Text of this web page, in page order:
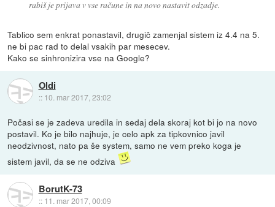
rabiš je prijava v vse račune in na novo nastavit odzadje.
Tablico sem enkrat ponastavil, drugič zamenjal sistem iz 4.4 na 5.
ne bi pac rad to delal vsakih par mesecev.
Kako se sinhronizira vse na Google?
Oldi
:: 10. mar 2017, 23:02
Počasi se je zadeva uredila in sedaj dela skoraj kot bi jo na novo
postavil. Ko je bilo najhuje, je celo apk za tipkovnico javil
neodzivnost, nato pa še system, samo ne vem preko koga je
sistem javil, da se ne odziva
BorutK-73
:: 11. mar 2017, 00:09